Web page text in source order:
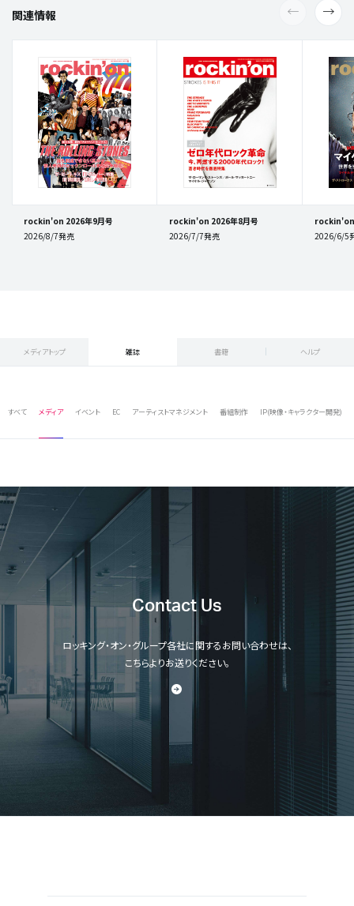
関連情報
rockin'on 2026年9月号
2026/8/7発売
rockin'on 2026年8月号
2026/7/7発売
rockin'on
2026/6/5
メディアトップ 雑誌 書籍 ヘルプ
すべて メディア イベント EC アーティストマネジメント 番組制作 IP(映像・キャラクター開発)
Contact Us
ロッキング・オン・グループ各社に関するお問い合わせは、
こちらよりお送りください。